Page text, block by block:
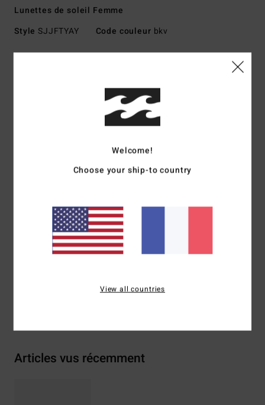
Lunettes de soleil Femme
Style SJJFTYAY Code couleur bkv
Monture injectée en grilamid
Charnières optiques italiennes en acier inoxydable
Verres en polycarbonate résistant aux chocs
Protection anti-UV 100%
Disponible en version Wildlife Polarized
Composition73 % nylon, 23 % polycarbonate, 2 % métal,
2 % alliage de zinc
Articles vus récemment
Welcome!
Choose your ship-to country
View all countries